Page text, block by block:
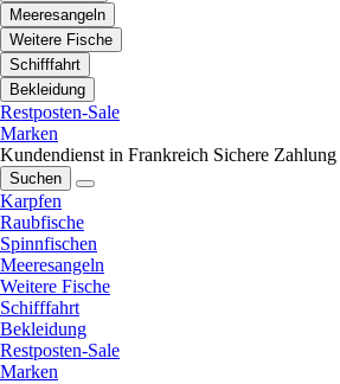
Meeresangeln
Weitere Fische
Schifffahrt
Bekleidung
Restposten-Sale
Marken
Kundendienst in Frankreich Sichere Zahlung
Suchen
Karpfen
Raubfische
Spinnfischen
Meeresangeln
Weitere Fische
Schifffahrt
Bekleidung
Restposten-Sale
Marken